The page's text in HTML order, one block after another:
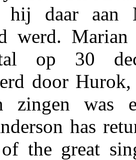
hij daar aan
werd. Marian
op 30
door
zingen was
has
the great